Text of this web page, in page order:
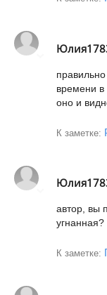
времени в
оно и
К заметке:
автор, вы
угнанная?
К заметке: